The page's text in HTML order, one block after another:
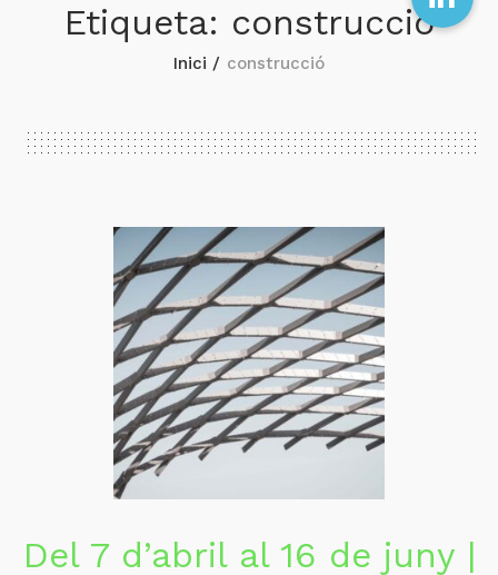
Etiqueta: construcció
Inici / construcció
Del 7 d’abril al 16 de juny |